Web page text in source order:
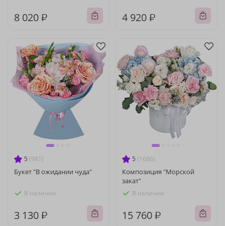
8 020 ₽ 4 920 ₽
5 (981)
Букет "В ожидании чуда"
В наличии
3 130 ₽
5 (1686)
Композиция "Морской
закат"
В наличии
15 760 ₽